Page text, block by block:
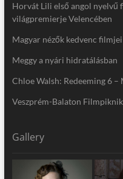
Horvát Lili első angol nyelvű
világpremierje Velencében
Magyar nézők kedvenc
Meggy a nyári hidratálásban
Chloe Walsh: Redeeming 6
Veszprém-Balaton
Gallery